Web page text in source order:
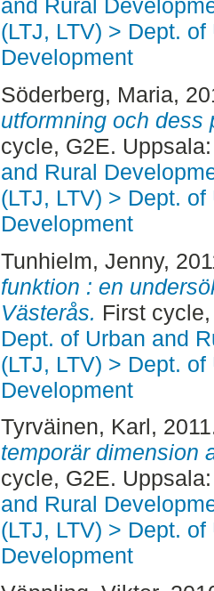
and Rural
(LTJ, LTV) > Dept.
Development
Söderberg, Maria,
utformning och dess
cycle, G2E.
and Rural
(LTJ, LTV) > Dept.
Development
Tunhielm, Jenny,
funktion : en
Västerås. First
Dept. of Urban and
(LTJ, LTV) > Dept.
Development
Tyrväinen, Karl,
temporär dimension
cycle, G2E.
and Rural
(LTJ, LTV) > Dept.
Development